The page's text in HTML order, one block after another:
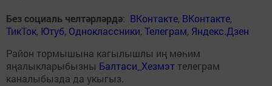
Без социаль челтәрләрдә: ВКонтакте, ВКонтакте,
ТикТок, Ютуб, Одноклассники,Телеграм, Яндекс.Дзен
Район тормышына кагылышлы иң мөһим
яңалыкларыбызны Балтаси_Хезмэт телеграм
каналыбызда да укыгыз.